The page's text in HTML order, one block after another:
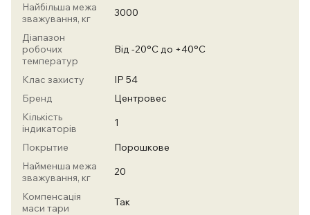
Найбільша межа
зважування, кг
3000
Діапазон
робочих
температур
Від -20°С до +40°С
Клас захисту
IP 54
Бренд
Центровес
Кількість
індикаторів
1
Покрытие
Порошкове
Найменша межа
зважування, кг
20
Компенсація
маси тари
Так